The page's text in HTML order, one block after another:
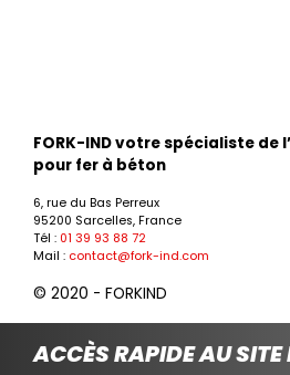
FORK-IND votre spécialiste
pour fer à béton
6, rue du Bas Perreux
95200 Sarcelles, France
Tél : 01 39 93 88 72
Mail : contact@fork-ind.com
© 2020 - FORKIND
ACCÈS RAPIDE AU SITE